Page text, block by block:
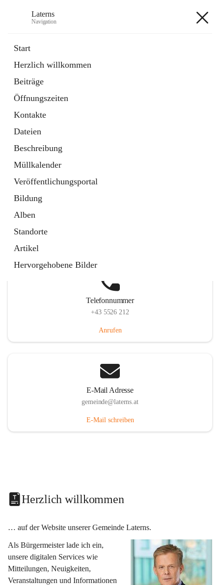
Laterns
Navigation
Start
Herzlich willkommen
Beiträge
Öffnungszeiten
Kontakte
Dateien
Beschreibung
Müllkalender
Veröffentlichungsportal
Bildung
Alben
Standorte
Artikel
Hervorgehobene Bilder
11 Schnellzugriffe
Soziales
1 Schnellzugriff
Telefonnummer
+43 5526 212
Anrufen
E-Mail Adresse
gemeinde@laterns.at
E-Mail schreiben
Herzlich willkommen
… auf der Website unserer Gemeinde Laterns.
Als Bürgermeister lade ich ein,
unsere digitalen Services wie
Mitteilungen, Neuigkeiten,
Veranstaltungen und Informationen